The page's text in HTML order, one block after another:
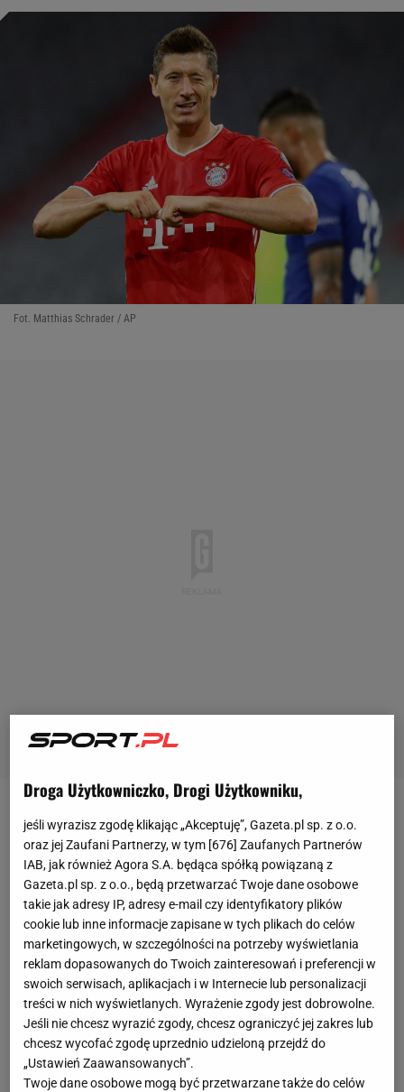
Fot. Matthias Schrader / AP
W piątkowy wieczór w Lizbonie Bayern i Barcelona
będą walczyć o miejsce w półfinale Ligi Mistrzów.
Oczy całego świata będą skierowane przede
wszystkim na Lewandowskiego i Messiego,
bezapelacyjnych liderów swoich zespołów. Polak w
tym sezonie we wszystkich rozgrywkach rozegrał 44
mecze, w których strzelił 53 gole i dorzucił do tego 8
asyst. Dla porównania Argentyńczyk zagrał jedno
spotkanie mniej i zgromadził na swoim koncie 31
trafień i 26 ostatnich podań. Lewandowski miał
udział przy 61 bramkach swojego zespołu, Messi
Droga Użytkowniczko, Drogi Użytkowniku,
jeśli wyrazisz zgodę klikając „Akceptuję”, Gazeta.pl sp. z o.o.
oraz jej Zaufani Partnerzy, w tym [676] Zaufanych Partnerów
IAB, jak również Agora S.A. będąca spółką powiązaną z
Gazeta.pl sp. z o.o., będą przetwarzać Twoje dane osobowe
takie jak adresy IP, adresy e-mail czy identyfikatory plików
cookie lub inne informacje zapisane w tych plikach do celów
marketingowych, w szczególności na potrzeby wyświetlania
reklam dopasowanych do Twoich zainteresowań i preferencji w
swoich serwisach, aplikacjach i w Internecie lub personalizacji
treści w nich wyświetlanych. Wyrażenie zgody jest dobrowolne.
Jeśli nie chcesz wyrazić zgody, chcesz ograniczyć jej zakres lub
chcesz wycofać zgodę uprzednio udzieloną przejdź do
„Ustawień Zaawansowanych”.
Twoje dane osobowe mogą być przetwarzane także do celów